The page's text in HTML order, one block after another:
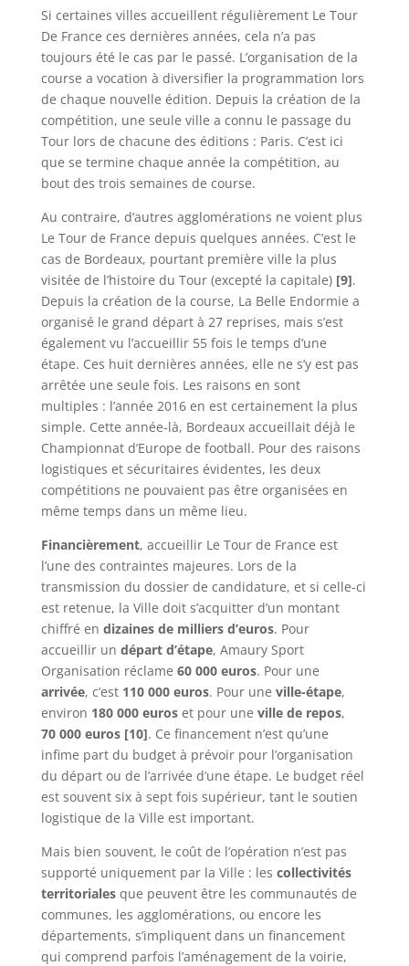
Si certaines villes accueillent régulièrement Le Tour
De France ces dernières années, cela n’a pas
toujours été le cas par le passé. L’organisation de la
course a vocation à diversifier la programmation lors
de chaque nouvelle édition. Depuis la création de la
compétition, une seule ville a connu le passage du
Tour lors de chacune des éditions : Paris. C’est ici
que se termine chaque année la compétition, au
bout des trois semaines de course.
Au contraire, d’autres agglomérations ne voient plus
Le Tour de France depuis quelques années. C’est le
cas de Bordeaux, pourtant première ville la plus
visitée de l’histoire du Tour (excepté la capitale) [9].
Depuis la création de la course, La Belle Endormie a
organisé le grand départ à 27 reprises, mais s’est
également vu l’accueillir 55 fois le temps d’une
étape. Ces huit dernières années, elle ne s’y est pas
arrêtée une seule fois. Les raisons en sont
multiples : l’année 2016 en est certainement la plus
simple. Cette année-là, Bordeaux accueillait déjà le
Championnat d’Europe de football. Pour des raisons
logistiques et sécuritaires évidentes, les deux
compétitions ne pouvaient pas être organisées en
même temps dans un même lieu.
Financièrement, accueillir Le Tour de France est
l’une des contraintes majeures. Lors de la
transmission du dossier de candidature, et si celle-ci
est retenue, la Ville doit s’acquitter d’un montant
chiffré en dizaines de milliers d’euros. Pour
accueillir un départ d’étape, Amaury Sport
Organisation réclame 60 000 euros. Pour une
arrivée, c’est 110 000 euros. Pour une ville-étape,
environ 180 000 euroset pour une ville de repos,
70 000 euros [10]. Ce financement n’est qu’une
infime part du budget à prévoir pour l’organisation
du départ ou de l’arrivée d’une étape. Le budget réel
est souvent six à sept fois supérieur, tant le soutien
logistique de la Ville est important.
Mais bien souvent, le coût de l’opération n’est pas
supporté uniquement par la Ville : les collectivités
territorialesque peuvent être les communautés de
communes, les agglomérations, ou encore les
départements, s’impliquent dans un financement
qui comprend parfois l’aménagement de la voirie,